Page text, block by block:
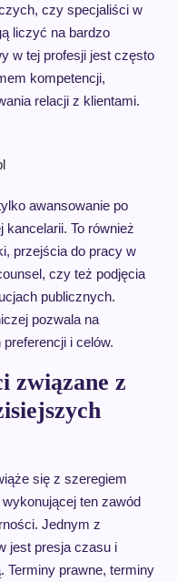
czy specjaliści w
liczyć na bardzo
w tej profesji jest często
kompetencji,
relacji z klientami.
awansowanie po
To również
przejścia do pracy w
czy też podjęcia
publicznych.
pozwala na
i celów.
związane z
się z szeregiem
ten zawód
Jednym z
jest presja czasu i
Terminy prawne, terminy